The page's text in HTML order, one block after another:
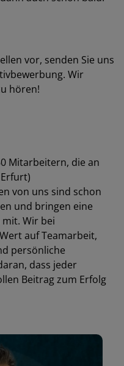
vor, senden Sie uns
Wir
hören!
Mitarbeitern, die an
von uns sind schon
und bringen eine
Wir bei
auf Teamarbeit,
persönliche
dass jeder
Beitrag zum Erfolg